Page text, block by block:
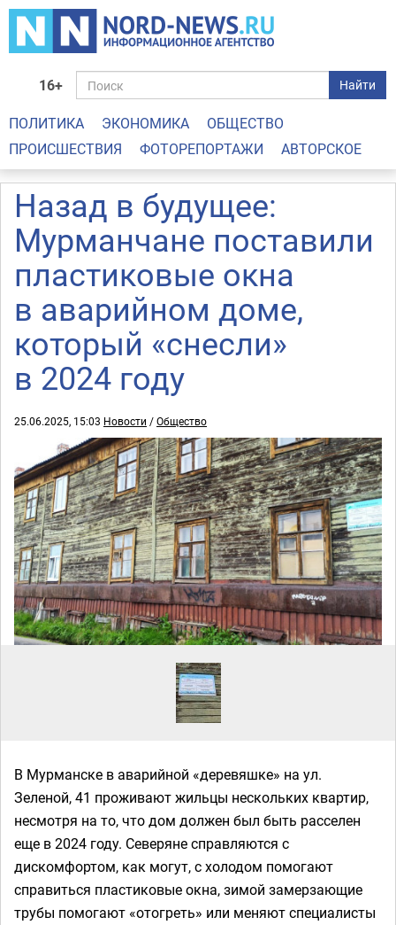
16+ Найти
ПОЛИТИКА ЭКОНОМИКА
ОБЩЕСТВО
ПРОИСШЕСТВИЯ
ФОТОРЕПОРТАЖИ АВТОРСКОЕ
Назад в будущее:
Мурманчане поставили
пластиковые окна
в аварийном доме,
который «снесли»
в 2024 году
25.06.2025, 15:03 Новости /Общество
В Мурманске в аварийной «деревяшке» на ул.
Зеленой, 41 проживают жильцы нескольких квартир,
несмотря на то, что дом должен был быть расселен
еще в 2024 году. Северяне справляются с
дискомфортом, как могут, с холодом помогают
справиться пластиковые окна, зимой замерзающие
трубы помогают «отогреть» или меняют специалисты